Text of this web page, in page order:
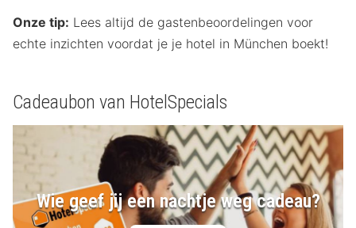
Onze tip: Lees altijd de gastenbeoordelingen voor
echte inzichten voordat je je hotel in München boekt!
Cadeaubon van HotelSpecials
Wie geef jij een nachtje weg cadeau?